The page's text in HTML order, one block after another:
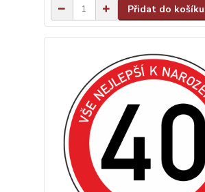
Přidat do košíku